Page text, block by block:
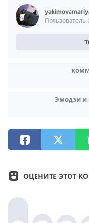
Пользователь
Эмодзи и
ОЦЕНИТЕ ЭТОТ